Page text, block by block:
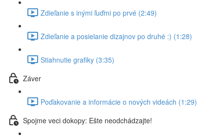
Zdieľanie s inými ľuďmi po prvé (2:49)
Zdieľanie a posielanie dizajnov po druhé :) (1:28)
Stiahnutie grafiky (3:35)
Záver
Poďakovanie a informácie o nových videách (1:29)
Spojme veci dokopy: Ešte neodchádzajte!